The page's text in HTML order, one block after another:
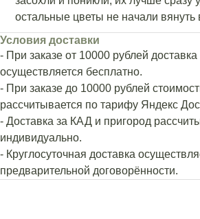
остальные цветы не начали вянуть
Условия доставки
- При заказе от 10000 рублей
осуществляется бесплатно.
- При заказе до 10000 рублей
рассчитывается по тарифу Яндекс
- Доставка за КАД и пригород
индивидуально.
- Круглосуточная доставка
предварительной договорённости.